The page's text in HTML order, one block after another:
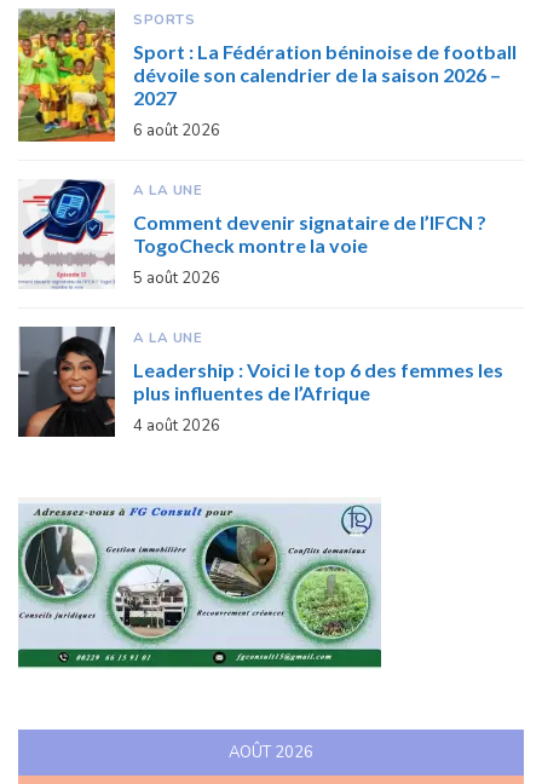
SPORTS
Sport : La Fédération béninoise de football
dévoile son calendrier de la saison 2026 –
2027
6 août 2026
A LA UNE
Comment devenir signataire de l’IFCN ?
TogoCheck montre la voie
5 août 2026
A LA UNE
Leadership : Voici le top 6 des femmes les
plus influentes de l’Afrique
4 août 2026
AOÛT 2026